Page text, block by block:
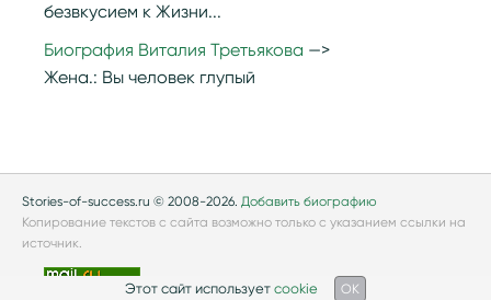
безвкусием к Жизни...
Биография Виталия Третьякова
Жена.: Вы человек глупый
Stories-of-success.ru © 2008-2026. Добавить биографию
Копирование текстов с сайта возможно только с указанием ссылки на
источник.
Этот сайт использует cookie OK